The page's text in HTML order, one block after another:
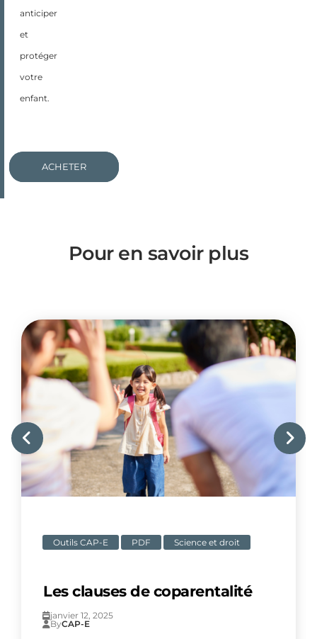
anticiper
et
protéger
votre
enfant.
PRÉVISUALISER
ACHETER
Pour en savoir plus
Outils CAP-E PDF Science et droit
Les clauses de coparentalité
janvier 12, 2025
ByCAP-E